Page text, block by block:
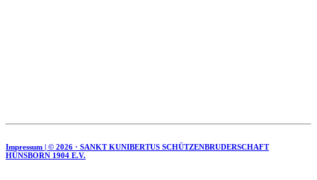
Impressum | © 2026 · SANKT KUNIBERTUS SCHÜTZENBRUDERSCHAFT
HÜNSBORN 1904 E.V.